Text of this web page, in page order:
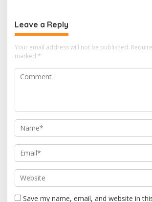
Leave a Reply
Your email address will not be published.
marked *
Save my name, email, and website in